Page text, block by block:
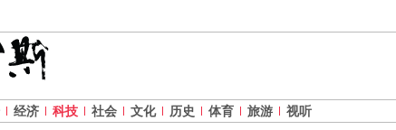
经济 科技 社会 文化 历史 体育 旅游 视听